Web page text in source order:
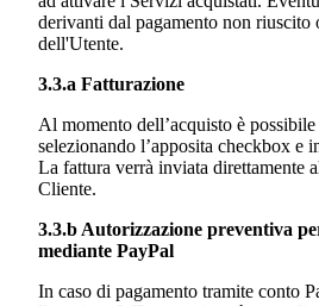
derivanti dal pagamento non riuscito
dell'Utente.
3.3.a Fatturazione
Al momento dell’acquisto è
selezionando l’apposita checkbox e
La fattura verrà inviata direttamente
Cliente.
3.3.b Autorizzazione preventiva
mediante PayPal
In caso di pagamento tramite conto